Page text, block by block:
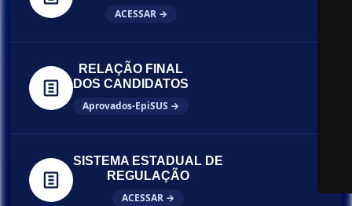
ACESSAR →
RELAÇÃO FINAL
DOS CANDIDATOS
Aprovados-EpiSUS →
SISTEMA ESTADUAL DE
REGULAÇÃO
ACESSAR →